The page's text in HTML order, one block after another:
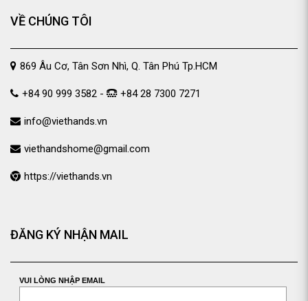
VỀ CHÚNG TÔI
869 Âu Cơ, Tân Sơn Nhì, Q. Tân Phú Tp.HCM
+84 90 999 3582 - +84 28 7300 7271
info@viethands.vn
viethandshome@gmail.com
https://viethands.vn
ĐĂNG KÝ NHẬN MAIL
VUI LÒNG NHẬP EMAIL